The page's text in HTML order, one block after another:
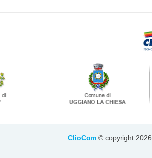
ClioCom © copyright